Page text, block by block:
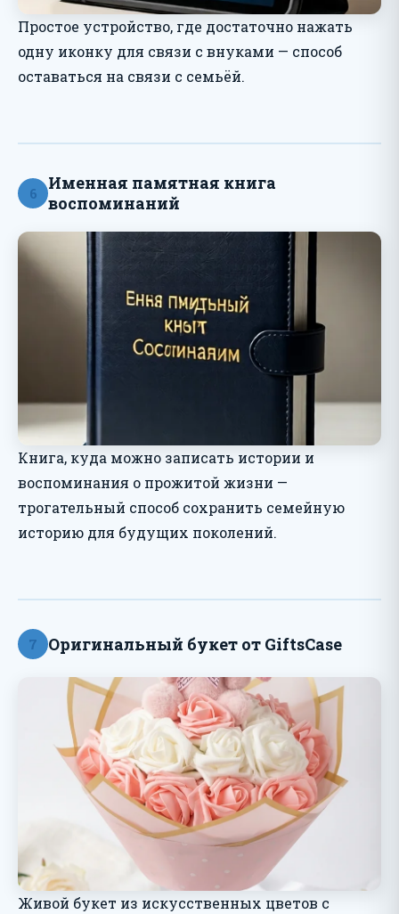
Простое устройство, где достаточно нажать
одну иконку для связи с внуками — способ
оставаться на связи с семьёй.
6
Именная памятная книга
воспоминаний
Книга, куда можно записать истории и
воспоминания о прожитой жизни —
трогательный способ сохранить семейную
историю для будущих поколений.
7 Оригинальный букет от GiftsCase
Живой букет из искусственных цветов с